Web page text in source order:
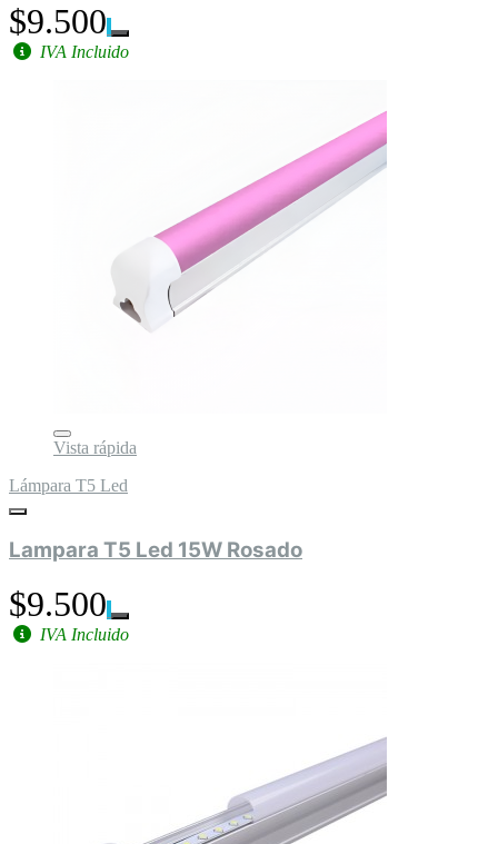
$9.500
IVA Incluido
Vista rápida
Lámpara T5 Led
Lampara T5 Led 15W Rosado
$9.500
IVA Incluido